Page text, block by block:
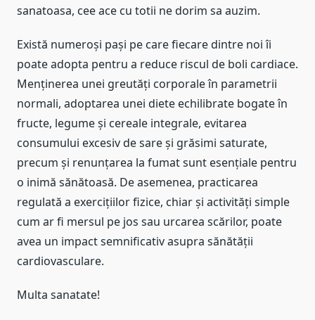
sanatoasa, cee ace cu totii ne dorim sa auzim.
Există numeroși pași pe care fiecare dintre noi îi
poate adopta pentru a reduce riscul de boli cardiace.
Menținerea unei greutăți corporale în parametrii
normali, adoptarea unei diete echilibrate bogate în
fructe, legume și cereale integrale, evitarea
consumului excesiv de sare și grăsimi saturate,
precum și renunțarea la fumat sunt esențiale pentru
o inimă sănătoasă. De asemenea, practicarea
regulată a exercițiilor fizice, chiar și activități simple
cum ar fi mersul pe jos sau urcarea scărilor, poate
avea un impact semnificativ asupra sănătății
cardiovasculare.
Multa sanatate!